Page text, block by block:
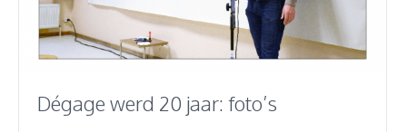
Dégage werd 20 jaar: foto’s